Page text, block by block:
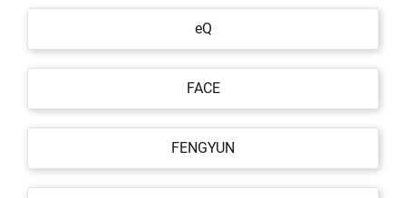
eQ
FACE
FENGYUN